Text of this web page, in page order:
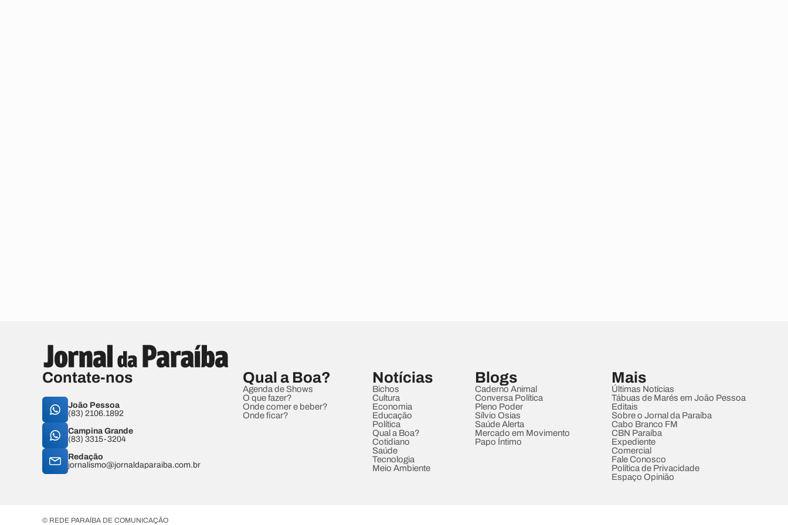
Contate-nos
João Pessoa
(83) 2106.1892
Campina Grande
(83) 3315-3204
Redação
jornalismo@jornaldaparaiba.com.br
Qual a Boa?
Agenda de Shows
O que fazer?
Onde comer e beber?
Onde ficar?
Notícias
Bichos
Cultura
Economia
Educação
Política
Qual a Boa?
Cotidiano
Saúde
Tecnologia
Meio Ambiente
Blogs
Caderno Animal
Conversa Política
Pleno Poder
Sílvio Osias
Saúde Alerta
Mercado em Movimento
Papo Íntimo
Mais
Últimas Notícias
Tábuas de Marés em João Pessoa
Editais
Sobre o Jornal da Paraíba
Cabo Branco FM
CBN Paraíba
Expediente
Comercial
Fale Conosco
Política de Privacidade
Espaço Opinião
© REDE PARAÍBA DE COMUNICAÇÃO